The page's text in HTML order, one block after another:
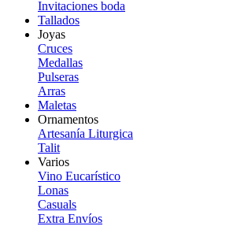
Invitaciones boda
Tallados
Joyas
Cruces
Medallas
Pulseras
Arras
Maletas
Ornamentos
Artesanía Liturgica
Talit
Varios
Vino Eucarístico
Lonas
Casuals
Extra Envíos